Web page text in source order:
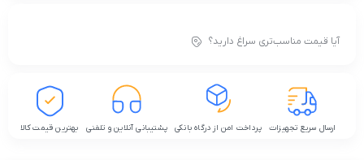
آیا قیمت مناسب‌تری سراغ دارید؟
ارسال سریع تجهیزات پرداخت امن از درگاه بانکی پشتیبانی آنلاین و تلفنی بهترین قیمت کالا